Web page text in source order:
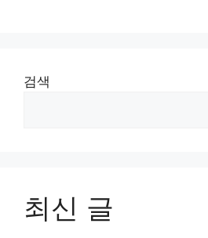
검색
최신 글